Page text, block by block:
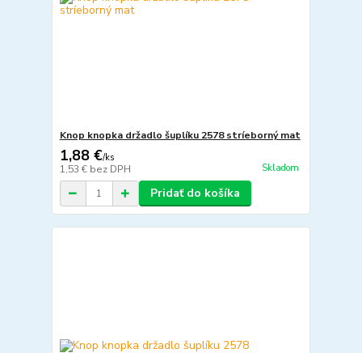
Knop knopka držadlo šuplíku 2578 stríeborný mat
1,88 €/ks
1,53 € bez DPH Skladom
Pridať do košíka